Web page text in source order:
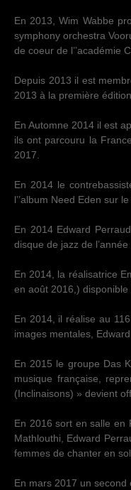
En 2013, Wim Wabbe
symphony orchestra
de coeur de l’’académie
Depuis 2013 il est
2013 à la première
En Automne 2014 il est
ils ont parcouru la
2017.
En 2014 le
l’’album Need Eden sur
En 2014 Edward
disque de jazz de
En 2014, la réalisatrice
en août 2016,) disponible
En 2014, il réalise au
images mentales,
En 2015 le groupe Das
musique française,
(Inclinaisons) » devient
En 2016 sort en salle en
Mathlouthi, Edward
femmes de chanter en
En mars 2017 un second